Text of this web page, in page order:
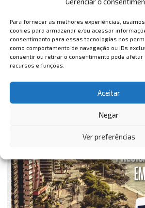
Para fornecer as melhores experiências,
cookies para armazenar e/ou acessar
consentimento para essas tecnologias nos
como comportamento de navegação ou IDs
consentir ou retirar o consentimento pode
recursos e funções.
Aceitar
Negar
Ver preferências